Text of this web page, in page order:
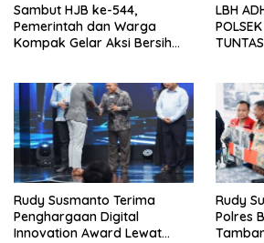
Sambut HJB ke-544,
Pemerintah dan Warga
Kompak Gelar Aksi Bersih
LBH
Rudy Susmanto Terima
Penghargaan Digital
Innovation Award Lewat
Rudy
Polres